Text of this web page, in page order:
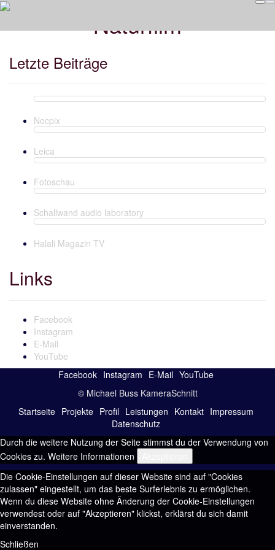
Naturfilm
Letzte Beiträge
Nocpix
Leica
Fotoschau
Schallwand audio laboratory
Halali Magazin TV
Links
Facebook
Instagram
E-Mail
YouTube
Facebook Instagram E-Mail YouTube
© Michael Buss KameraSchnitt
Startseite Projekte Profil Leistungen Kontakt Impressum
Datenschutz
Durch die weitere Nutzung der Seite stimmst du der Verwendung von
Cookies zu. Weitere Informationen
Die Cookie-Einstellungen auf dieser Website sind auf "Cookies
zulassen" eingestellt, um das beste Surferlebnis zu ermöglichen.
Wenn du diese Website ohne Änderung der Cookie-Einstellungen
verwendest oder auf "Akzeptieren" klickst, erklärst du sich damit
einverstanden.
Schließen